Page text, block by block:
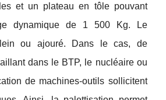
et un plateau en tôle pouvant
dynamique de 1 500 Kg. Le
ou ajouré. Dans le cas, de
dans le BTP, le nucléaire ou
de machines-outils sollicitent